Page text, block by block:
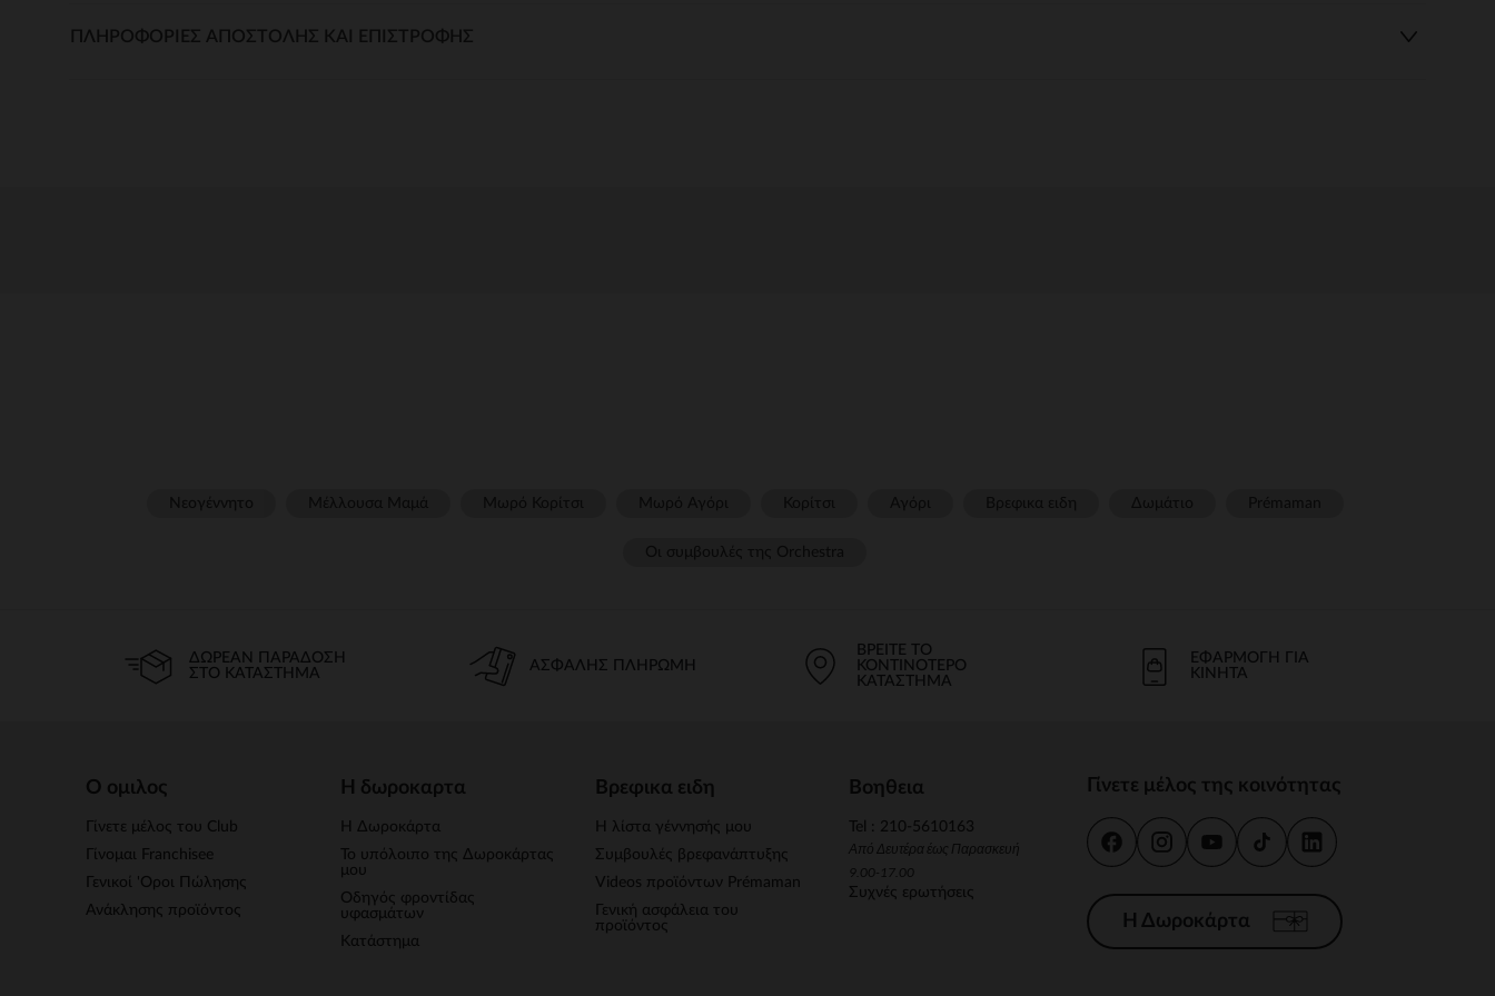
ΠΛΗΡΟΦΟΡΊΕΣ ΑΠΟΣΤΟΛΉΣ ΚΑΙ ΕΠΙΣΤΡΟΦΉΣ
ΔΩΡΕΆΝ ΠΑΡΆΔΟΣΗ
ΣΤΟ ΚΑΤΆΣΤΗΜΑ
ΑΣΦΑΛΉΣ ΠΛΗΡΩΜΉ
ΒΡΕΊΤΕ ΤΟ
ΚΟΝΤΙΝΌΤΕΡΟ
ΚΑΤΆΣΤΗΜΑ
ΕΦΑΡΜΟΓΉ ΓΙΑ
ΚΙΝΗΤΆ
Ο ομιλος
Γίνετε μέλος του Club
Γίνομαι Franchisee
Γενικοί 'Οροι Πώλησης
Ανάκλησης προϊόντος
Η δωροκαρτα
Η Δωροκάρτα
Το υπόλοιπο της Δωροκάρτας
μου
Οδηγός φροντίδας
υφασμάτων
Κατάστημα
Βρεφικα ειδη
Η λίστα γέννησής μου
Συμβουλές βρεφανάπτυξης
Videos προϊόντων Prémaman
Γενική ασφάλεια του
προϊόντος
Βοηθεια
Tel : 210-5610163
Από Δευτέρα έως Παρασκευή
9.00-17.00
Συχνές ερωτήσεις
Γίνετε μέλος της κοινότητας
Η Δωροκάρτα